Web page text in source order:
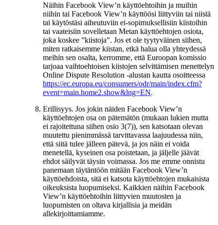
Näihin Facebook View’n käyttöehtoihin ja muihin
niihin tai Facebook View’n käyttöösi liittyviin tai niistä
tai käytöstäsi aiheutuviin ei-sopimuksellisiin kiistoihin
tai vaateisiin sovelletaan Metan käyttöehtojen osiota,
joka koskee ”kiistoja”. Jos et ole tyytyväinen siihen,
miten ratkaisemme kiistan, etkä halua olla yhteydessä
meihin sen osalta, kerromme, että Euroopan komissio
tarjoaa vaihtoehtoisen kiistojen selvittämisen menettelyn
Online Dispute Resolution -alustan kautta osoitteessa
https://ec.europa.eu/consumers/odr/main/index.cfm?
event=main.home2.show&lng=EN.
Erillisyys. Jos jokin näiden Facebook View’n
käyttöehtojen osa on pätemätön (mukaan lukien mutta
ei rajoitettuna siihen osio 3(7)), sen katsotaan olevan
muutettu pienimmässä tarvittavassa laajuudessa niin,
että siitä tulee jälleen pätevä, ja jos näin ei voida
menetellä, kyseinen osa poistetaan, ja jäljelle jäävät
ehdot säilyvät täysin voimassa. Jos me emme onnistu
panemaan täytäntöön mitään Facebook View’n
käyttöehdoista, sitä ei katsota käyttöehtojen mukaisista
oikeuksista luopumiseksi. Kaikkien näihin Facebook
View’n käyttöehtoihin liittyvien muutosten ja
luopumisten on oltava kirjallisia ja meidän
allekirjoittamiamme.